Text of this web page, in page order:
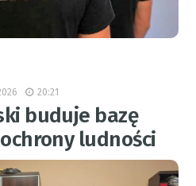
20:21
buduje bazę
ludności